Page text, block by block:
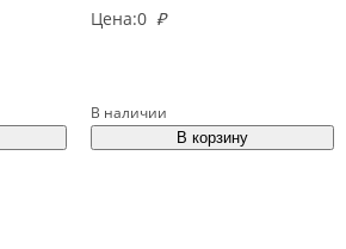
Цена:0 ₽
В наличии